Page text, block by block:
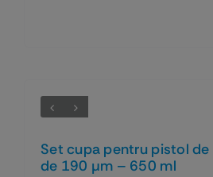
Set cupa pentru pistol
de 190 µm – 650 ml